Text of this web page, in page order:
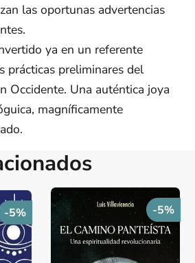
las oportunas advertencias
ya en un referente
prácticas preliminares del
Occidente. Una auténtica joya
magníficamente
-5% -5%